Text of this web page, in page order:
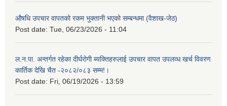
औषधि उपचार वापतको रकम भुक्तानी भएको सम्बन्धमा (वैशाख-जेठ)
Post date: Tue, 06/23/2026 - 11:04
ल.न.पा. अन्तर्गत रहेका दीर्घरोगी ब्यक्तिहरुलाई उपचार वापत उपलव्ध खर्च विवरण
कार्तिक देखि चैत -२०८२/०८३ सम्म!।
Post date: Fri, 06/19/2026 - 13:59